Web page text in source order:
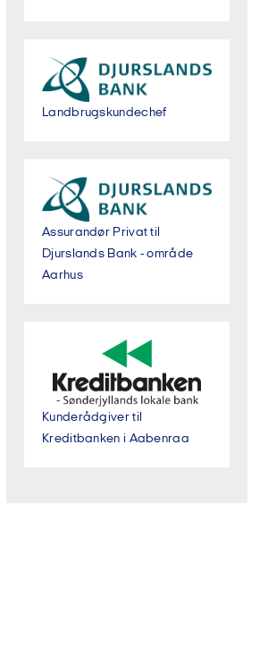
Landbrugskundechef
Assurandør Privat til
Djurslands Bank - område
Aarhus
Kunderådgiver til
Kreditbanken i Aabenraa